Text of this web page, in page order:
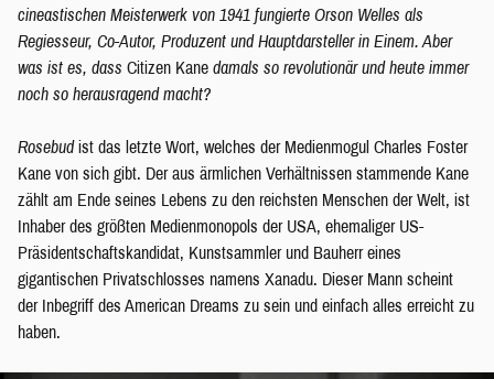
cineastischen Meisterwerk von 1941 fungierte Orson Welles als
Regiesseur, Co-Autor, Produzent und Hauptdarsteller in Einem. Aber
was ist es, dass Citizen Kane damals so revolutionär und heute immer
noch so herausragend macht?
Rosebudist das letzte Wort, welches der Medienmogul Charles Foster
Kane von sich gibt. Der aus ärmlichen Verhältnissen stammende Kane
zählt am Ende seines Lebens zu den reichsten Menschen der Welt, ist
Inhaber des größten Medienmonopols der USA, ehemaliger US-
Präsidentschaftskandidat, Kunstsammler und Bauherr eines
gigantischen Privatschlosses namens Xanadu. Dieser Mann scheint
der Inbegriff des American Dreams zu sein und einfach alles erreicht zu
haben.